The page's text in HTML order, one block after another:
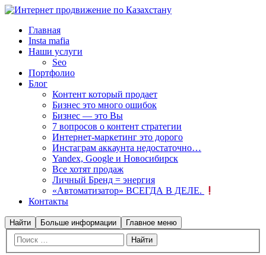
Главная
Insta mafia
Наши услуги
Seo
Портфолио
Блог
Контент который продает
Бизнес это много ошибок
Бизнес — это Вы
7 вопросов о контент стратегии
Интернет-маркетинг это дорого
Инстаграм аккаунта недостаточно…
Yandex, Google и Новосибирск
Все хотят продаж
Личный Бренд = энергия
«Автоматизатор» ВСЕГДА В ДЕЛЕ.
Контакты
Найти Больше информации Главное меню